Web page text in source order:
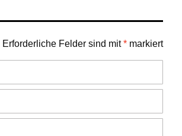
Erforderliche Felder sind mit* markiert